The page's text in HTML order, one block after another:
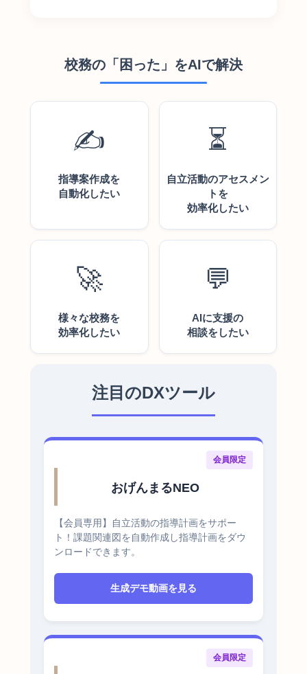
校務の「困った」をAIで解決
✍️
指導案作成を
自動化したい
⏳
自立活動のアセスメン
トを
効率化したい
🚀
様々な校務を
効率化したい
💬
AIに支援の
相談をしたい
注目のDXツール
会員限定
おげんまるNEO
【会員専用】自立活動の指導計画をサポー
ト！課題関連図を自動作成し指導計画をダウ
ンロードできます。
生成デモ動画を見る
会員限定